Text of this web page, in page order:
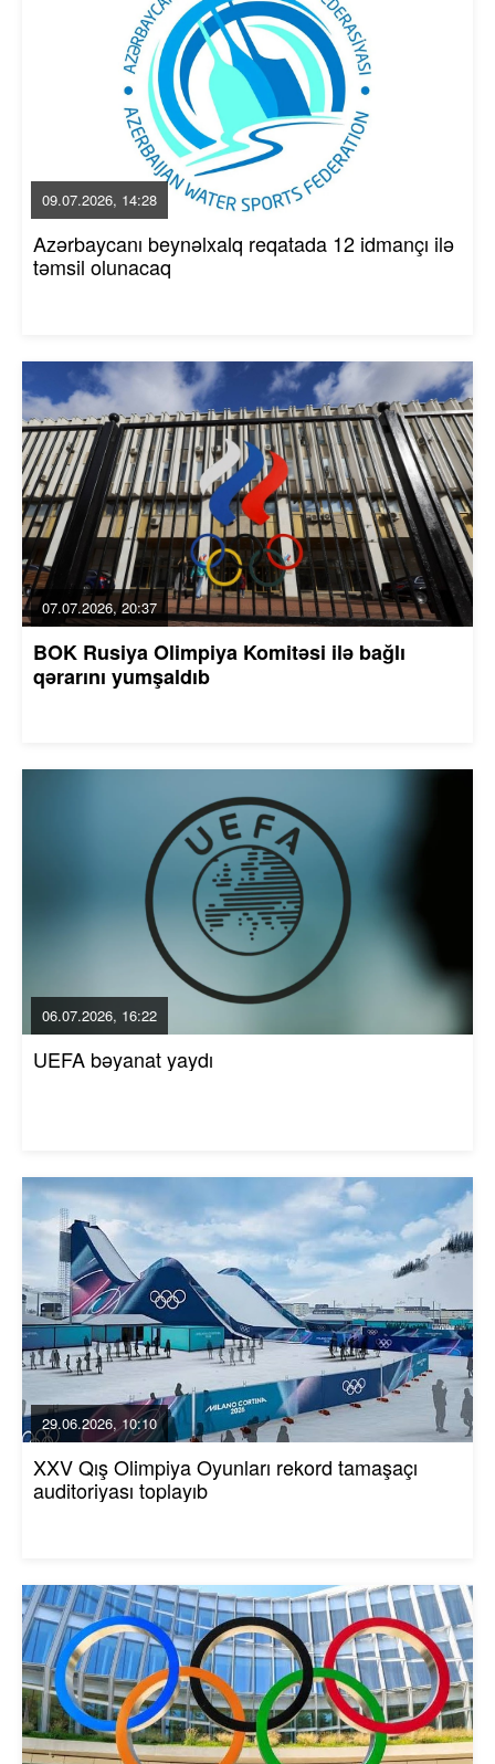
09.07.2026, 14:28
Azərbaycanı beynəlxalq reqatada 12 idmançı ilə
təmsil olunacaq
07.07.2026, 20:37
BOK Rusiya Olimpiya Komitəsi ilə bağlı
qərarını yumşaldıb
06.07.2026, 16:22
UEFA bəyanat yaydı
29.06.2026, 10:10
XXV Qış Olimpiya Oyunları rekord tamaşaçı
auditoriyası toplayıb